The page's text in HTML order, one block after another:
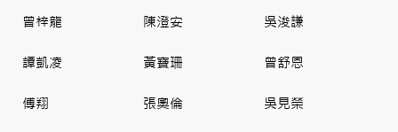
曾梓龍 陳澄安 吳浚謙
譚凱凌 黃寶珊 曾舒恩
傅翔 張奧倫 吳見榮